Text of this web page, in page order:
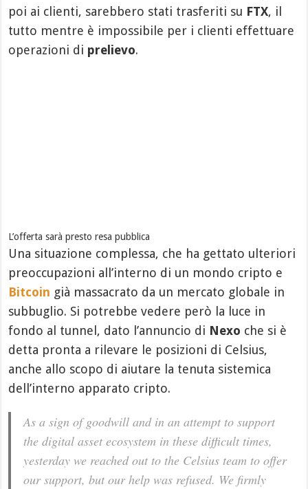
poi ai clienti, sarebbero stati trasferiti su FTX, il
tutto mentre è impossibile per i clienti effettuare
operazioni di prelievo.
L’offerta sarà presto resa pubblica
Una situazione complessa, che ha gettato ulteriori
preoccupazioni all’interno di un mondo cripto e
Bitcoin già massacrato da un mercato globale in
subbuglio. Si potrebbe vedere però la luce in
fondo al tunnel, dato l’annuncio di Nexo che si è
detta pronta a rilevare le posizioni di Celsius,
anche allo scopo di aiutare la tenuta sistemica
dell’interno apparato cripto.
As a sign of goodwill and in an attempt to support
the digital asset ecosystem in these difficult times,
yesterday we reached out to the Celsius team to offer
our support, but our help was refused. We firmly